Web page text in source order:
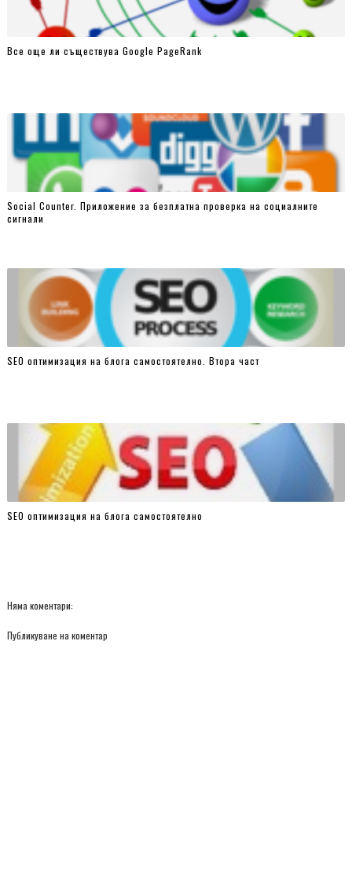
Все още ли съществува Google PageRank
Social Counter. Приложение за безплатна проверка на социалните
сигнали
SEO оптимизация на блога самостоятелно. Втора част
SEO оптимизация на блога самостоятелно
Няма коментари:
Публикуване на коментар